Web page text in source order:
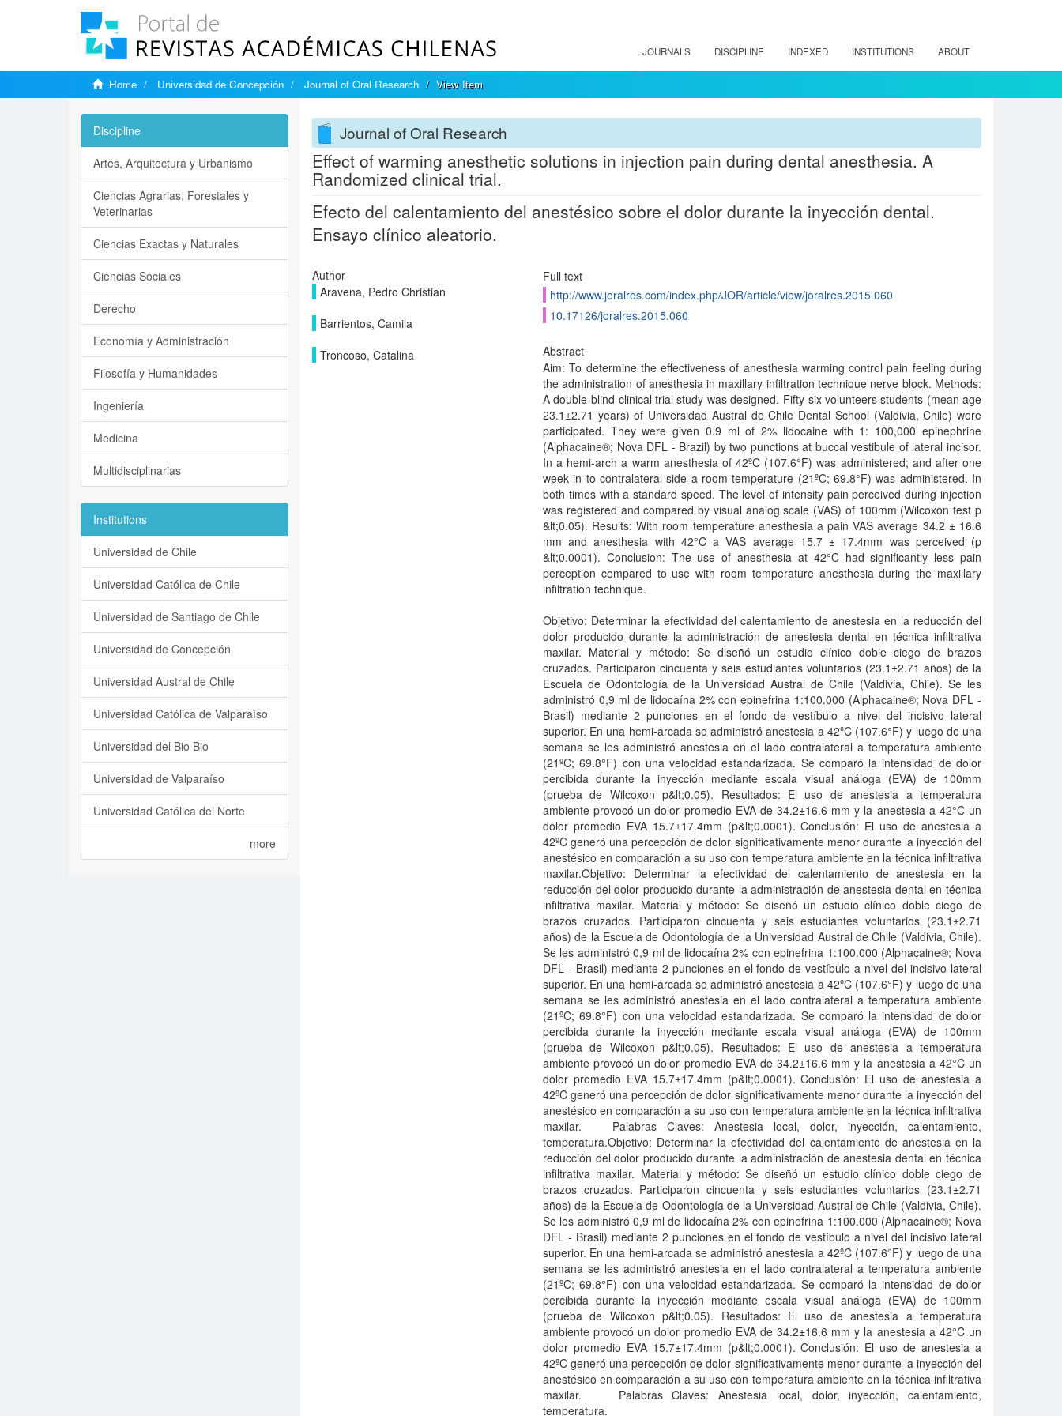
JOURNALS DISCIPLINE INDEXED INSTITUTIONS ABOUT
Home Universidad de Concepción Journal of Oral Research View Item
Journal of Oral Research
Effect of warming anesthetic solutions in injection pain during dental anesthesia. A
Randomized clinical trial.
Efecto del calentamiento del anestésico sobre el dolor durante la inyección dental.
Ensayo clínico aleatorio.
Author
Aravena, Pedro Christian
Barrientos, Camila
Troncoso, Catalina
Full text
http://www.joralres.com/index.php/JOR/article/view/joralres.2015.060
10.17126/joralres.2015.060
Abstract
Aim: To determine the effectiveness of anesthesia warming control pain feeling during
the administration of anesthesia in maxillary infiltration technique nerve block. Methods:
A double-blind clinical trial study was designed. Fifty-six volunteers students (mean age
23.1±2.71 years) of Universidad Austral de Chile Dental School (Valdivia, Chile) were
participated. They were given 0.9 ml of 2% lidocaine with 1: 100,000 epinephrine
(Alphacaine®; Nova DFL - Brazil) by two punctions at buccal vestibule of lateral incisor.
In a hemi-arch a warm anesthesia of 42ºC (107.6°F) was administered; and after one
week in to contralateral side a room temperature (21ºC; 69.8°F) was administered. In
both times with a standard speed. The level of intensity pain perceived during injection
was registered and compared by visual analog scale (VAS) of 100mm (Wilcoxon test p
&lt;0.05). Results: With room temperature anesthesia a pain VAS average 34.2 ± 16.6
mm and anesthesia with 42°C a VAS average 15.7 ± 17.4mm was perceived (p
&lt;0.0001). Conclusion: The use of anesthesia at 42°C had significantly less pain
perception compared to use with room temperature anesthesia during the maxillary
infiltration technique.
Objetivo: Determinar la efectividad del calentamiento de anestesia en la reducción del
dolor producido durante la administración de anestesia dental en técnica infiltrativa
maxilar. Material y método: Se diseñó un estudio clínico doble ciego de brazos
cruzados. Participaron cincuenta y seis estudiantes voluntarios (23.1±2.71 años) de la
Escuela de Odontología de la Universidad Austral de Chile (Valdivia, Chile). Se les
administró 0,9 ml de lidocaína 2% con epinefrina 1:100.000 (Alphacaine®; Nova DFL -
Brasil) mediante 2 punciones en el fondo de vestíbulo a nivel del incisivo lateral
superior. En una hemi-arcada se administró anestesia a 42ºC (107.6°F) y luego de una
semana se les administró anestesia en el lado contralateral a temperatura ambiente
(21ºC; 69.8°F) con una velocidad estandarizada. Se comparó la intensidad de dolor
percibida durante la inyección mediante escala visual análoga (EVA) de 100mm
(prueba de Wilcoxon p&lt;0.05). Resultados: El uso de anestesia a temperatura
ambiente provocó un dolor promedio EVA de 34.2±16.6 mm y la anestesia a 42°C un
dolor promedio EVA 15.7±17.4mm (p&lt;0.0001). Conclusión: El uso de anestesia a
42ºC generó una percepción de dolor significativamente menor durante la inyección del
anestésico en comparación a su uso con temperatura ambiente en la técnica infiltrativa
maxilar.Objetivo: Determinar la efectividad del calentamiento de anestesia en la
reducción del dolor producido durante la administración de anestesia dental en técnica
infiltrativa maxilar. Material y método: Se diseñó un estudio clínico doble ciego de
brazos cruzados. Participaron cincuenta y seis estudiantes voluntarios (23.1±2.71
años) de la Escuela de Odontología de la Universidad Austral de Chile (Valdivia, Chile).
Se les administró 0,9 ml de lidocaína 2% con epinefrina 1:100.000 (Alphacaine®; Nova
DFL - Brasil) mediante 2 punciones en el fondo de vestíbulo a nivel del incisivo lateral
superior. En una hemi-arcada se administró anestesia a 42ºC (107.6°F) y luego de una
semana se les administró anestesia en el lado contralateral a temperatura ambiente
(21ºC; 69.8°F) con una velocidad estandarizada. Se comparó la intensidad de dolor
percibida durante la inyección mediante escala visual análoga (EVA) de 100mm
(prueba de Wilcoxon p&lt;0.05). Resultados: El uso de anestesia a temperatura
ambiente provocó un dolor promedio EVA de 34.2±16.6 mm y la anestesia a 42°C un
dolor promedio EVA 15.7±17.4mm (p&lt;0.0001). Conclusión: El uso de anestesia a
42ºC generó una percepción de dolor significativamente menor durante la inyección del
anestésico en comparación a su uso con temperatura ambiente en la técnica infiltrativa
maxilar. Palabras Claves: Anestesia local, dolor, inyección, calentamiento,
temperatura.Objetivo: Determinar la efectividad del calentamiento de anestesia en la
reducción del dolor producido durante la administración de anestesia dental en técnica
infiltrativa maxilar. Material y método: Se diseñó un estudio clínico doble ciego de
brazos cruzados. Participaron cincuenta y seis estudiantes voluntarios (23.1±2.71
años) de la Escuela de Odontología de la Universidad Austral de Chile (Valdivia, Chile).
Se les administró 0,9 ml de lidocaína 2% con epinefrina 1:100.000 (Alphacaine®; Nova
DFL - Brasil) mediante 2 punciones en el fondo de vestíbulo a nivel del incisivo lateral
superior. En una hemi-arcada se administró anestesia a 42ºC (107.6°F) y luego de una
semana se les administró anestesia en el lado contralateral a temperatura ambiente
(21ºC; 69.8°F) con una velocidad estandarizada. Se comparó la intensidad de dolor
percibida durante la inyección mediante escala visual análoga (EVA) de 100mm
(prueba de Wilcoxon p&lt;0.05). Resultados: El uso de anestesia a temperatura
ambiente provocó un dolor promedio EVA de 34.2±16.6 mm y la anestesia a 42°C un
dolor promedio EVA 15.7±17.4mm (p&lt;0.0001). Conclusión: El uso de anestesia a
42ºC generó una percepción de dolor significativamente menor durante la inyección del
anestésico en comparación a su uso con temperatura ambiente en la técnica infiltrativa
maxilar. Palabras Claves: Anestesia local, dolor, inyección, calentamiento,
temperatura.
Discipline
Artes, Arquitectura y Urbanismo
Ciencias Agrarias, Forestales y
Veterinarias
Ciencias Exactas y Naturales
Ciencias Sociales
Derecho
Economía y Administración
Filosofía y Humanidades
Ingeniería
Medicina
Multidisciplinarias
Institutions
Universidad de Chile
Universidad Católica de Chile
Universidad de Santiago de Chile
Universidad de Concepción
Universidad Austral de Chile
Universidad Católica de Valparaíso
Universidad del Bio Bio
Universidad de Valparaíso
Universidad Católica del Norte
more